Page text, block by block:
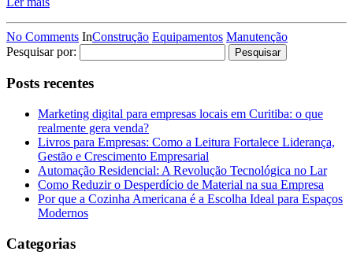
No Comments InConstrução Equipamentos Manutenção
Pesquisar por:
Posts recentes
Marketing digital para empresas locais em Curitiba: o que
realmente gera venda?
Livros para Empresas: Como a Leitura Fortalece Liderança,
Gestão e Crescimento Empresarial
Automação Residencial: A Revolução Tecnológica no Lar
Como Reduzir o Desperdício de Material na sua Empresa
Por que a Cozinha Americana é a Escolha Ideal para Espaços
Modernos
Categorias